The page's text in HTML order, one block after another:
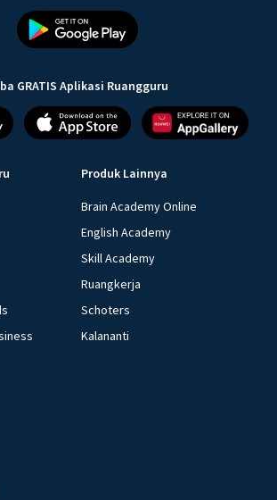
GRATIS Aplikasi Ruangguru
Produk Lainnya
Brain Academy Online
English Academy
Skill Academy
Ruangkerja
Schoters
Kalananti